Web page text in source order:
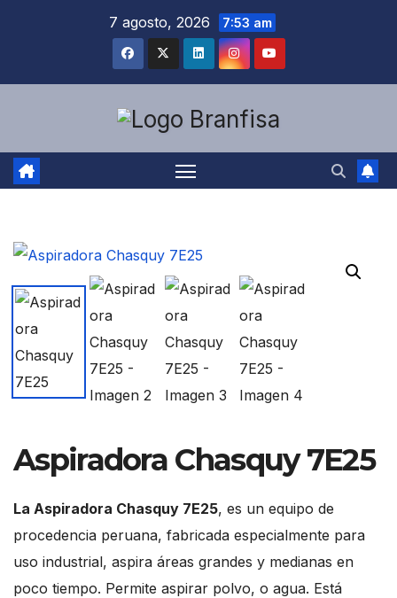
7 agosto, 2026 7:53 am
Aspiradora Chasquy 7E25
La Aspiradora Chasquy 7E25, es un equipo de
procedencia peruana, fabricada especialmente para
uso industrial, aspira áreas grandes y medianas en
poco tiempo. Permite aspirar polvo, o agua. Está